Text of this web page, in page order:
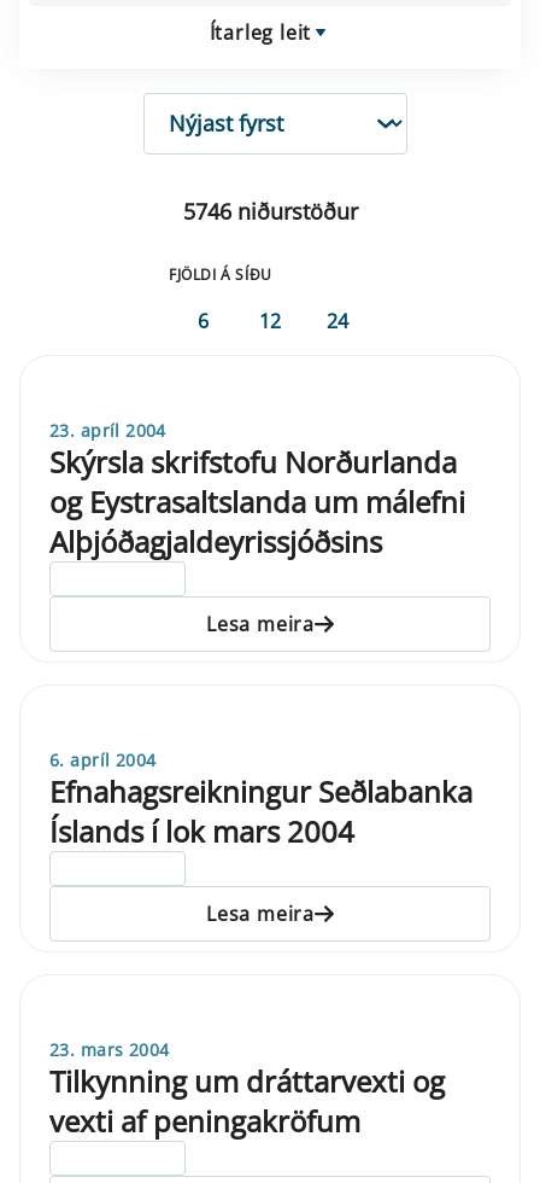
Ítarleg leit
RÖÐUN
5746 niðurstöður
FJÖLDI Á SÍÐU
6 12 24
23. apríl 2004
Skýrsla skrifstofu Norðurlanda
og Eystrasaltslanda um málefni
Alþjóðagjaldeyrissjóðsins
Lesa meira
6. apríl 2004
Efnahagsreikningur Seðlabanka
Íslands í lok mars 2004
Lesa meira
23. mars 2004
Tilkynning um dráttarvexti og
vexti af peningakröfum